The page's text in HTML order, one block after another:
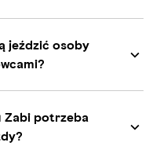
jeździć osoby
Zabi potrzeba